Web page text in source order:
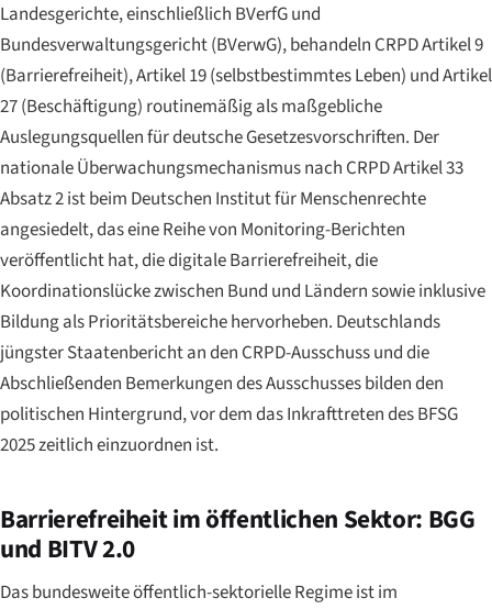
Landesgerichte, einschließlich BVerfG und
Bundesverwaltungsgericht (BVerwG), behandeln CRPD Artikel 9
(Barrierefreiheit), Artikel 19 (selbstbestimmtes Leben) und Artikel
27 (Beschäftigung) routinemäßig als maßgebliche
Auslegungsquellen für deutsche Gesetzesvorschriften. Der
nationale Überwachungsmechanismus nach CRPD Artikel 33
Absatz 2 ist beim Deutschen Institut für Menschenrechte
angesiedelt, das eine Reihe von Monitoring-Berichten
veröffentlicht hat, die digitale Barrierefreiheit, die
Koordinationslücke zwischen Bund und Ländern sowie inklusive
Bildung als Prioritätsbereiche hervorheben. Deutschlands
jüngster Staatenbericht an den CRPD-Ausschuss und die
Abschließenden Bemerkungen des Ausschusses bilden den
politischen Hintergrund, vor dem das Inkrafttreten des BFSG
2025 zeitlich einzuordnen ist.
Barrierefreiheit im öffentlichen Sektor: BGG
und BITV 2.0
Das bundesweite öffentlich-sektorielle Regime ist im